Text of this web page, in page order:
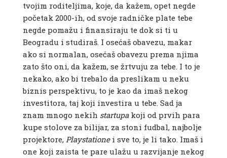
tvojim roditeljima, koje, da kažem, opet negde
početak 2000-ih, od svoje radničke plate tebe
negde pomažu i finansiraju te dok si ti u
Beogradu i studiraš. I osećaš obavezu, makar
ako si normalan, osećaš obavezu prema njima
zato što oni, da kažem, se žrtvuju za tebe. I to je
nekako, ako bi trebalo da preslikam u neku
biznis perspektivu, to je kao da imaš nekog
investitora, taj koji investira u tebe. Sad ja
znam mnogo nekih startupakoji od prvih para
kupe stolove za bilijar, za stoni fudbal, najbolje
projektore, Playstationei sve to, je li tako. Imaš i
one koji zaista te pare ulažu u razvijanje nekog